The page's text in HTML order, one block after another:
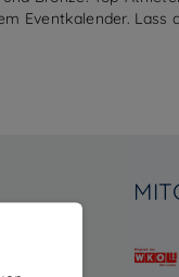
Eventkalender. Lass